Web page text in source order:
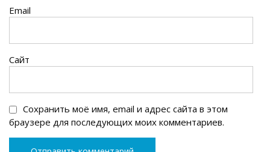
Email
Сайт
Сохранить моё имя, email и адрес сайта в этом
браузере для последующих моих комментариев.